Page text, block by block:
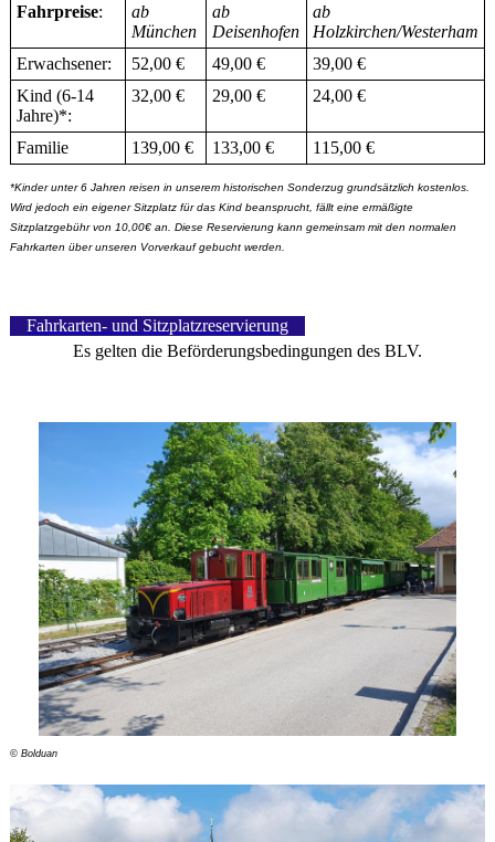
Fahrpreise:
ab
München
ab
Deisenhofen
ab
Holzkirchen/Westerham
Erwachsener:
52,00 € 49,00 €
39,00 €
Kind (6-14
Jahre)*:
32,00 € 29,00 € 24,00 €
Familie 139,00 € 133,00 € 115,00 €
*Kinder unter 6 Jahren reisen in unserem historischen Sonderzug grundsätzlich kostenlos.
Wird jedoch ein eigener Sitzplatz für das Kind beansprucht, fällt eine ermäßigte
Sitzplatzgebühr von 10,00€ an. Diese Reservierung kann gemeinsam mit den normalen
Fahrkarten über unseren Vorverkauf gebucht werden.
Fahrkarten- und Sitzplatzreservierung
Es gelten die Beförderungsbedingungen des BLV.
© Bolduan